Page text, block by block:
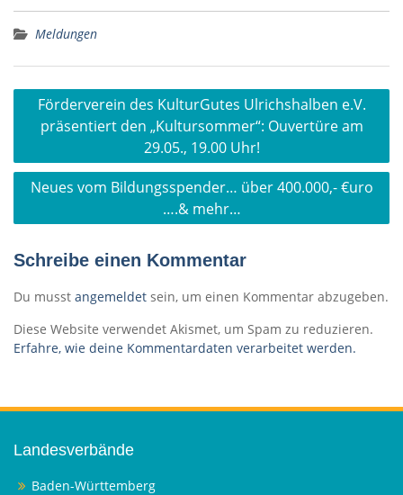
Meldungen
Beitragsnavigation
Förderverein des KulturGutes Ulrichshalben e.V.
präsentiert den „Kultursommer“: Ouvertüre am
29.05., 19.00 Uhr!
Neues vom Bildungsspender… über 400.000,- €uro
….& mehr…
Schreibe einen Kommentar
Du musst angemeldet sein, um einen Kommentar abzugeben.
Diese Website verwendet Akismet, um Spam zu reduzieren.
Erfahre, wie deine Kommentardaten verarbeitet werden.
Landesverbände
Baden-Württemberg